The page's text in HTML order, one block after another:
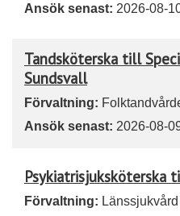
Ansök senast: 2026-08-
Tandsköterska till
Sundsvall
Förvaltning:
Ansök senast: 2026-08-
Psykiatrisjuksköterska
Förvaltning: